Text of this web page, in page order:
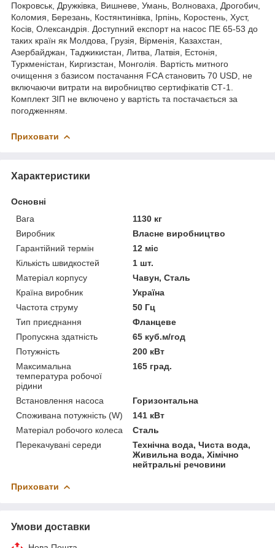
Покровськ, Дружківка, Вишневе, Умань, Волноваха, Дрогобич,
Коломия, Березань, Костянтинівка, Ірпінь, Коростень, Хуст,
Косів, Олександрія. Доступний експорт на насос ПЕ 65-53 до
таких країн як Молдова, Грузія, Вірменія, Казахстан,
Азербайджан, Таджикистан, Литва, Латвія, Естонія,
Туркменістан, Киргизстан, Монголія. Вартість митного
очищення з базисом постачання FCA становить 70 USD, не
включаючи витрати на виробництво сертифікатів СТ-1.
Комплект ЗІП не включено у вартість та постачається за
погодженням.
Приховати
Характеристики
Основні
Вага
1130 кг
Виробник
Власне виробництво
Гарантійний термін
12 міс
Кількість швидкостей
1 шт.
Матеріал корпусу
Чавун, Сталь
Країна виробник
Україна
Частота струму
50 Гц
Тип приєднання
Фланцеве
Пропускна здатність
65 куб.м/год
Потужність
200 кВт
Максимальна
температура робочої
рідини
165 град.
Встановлення насоса
Горизонтальна
Споживана потужність (W)
141 кВт
Матеріал робочого колеса
Сталь
Перекачувані середи
Технічна вода, Чиста вода,
Живильна вода, Хімічно
нейтральні речовини
Приховати
Умови доставки